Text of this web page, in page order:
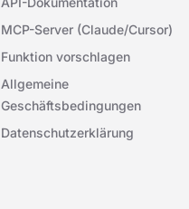
MCP-Server (Claude/Cursor)
Funktion vorschlagen
Allgemeine
Geschäftsbedingungen
Datenschutzerklärung